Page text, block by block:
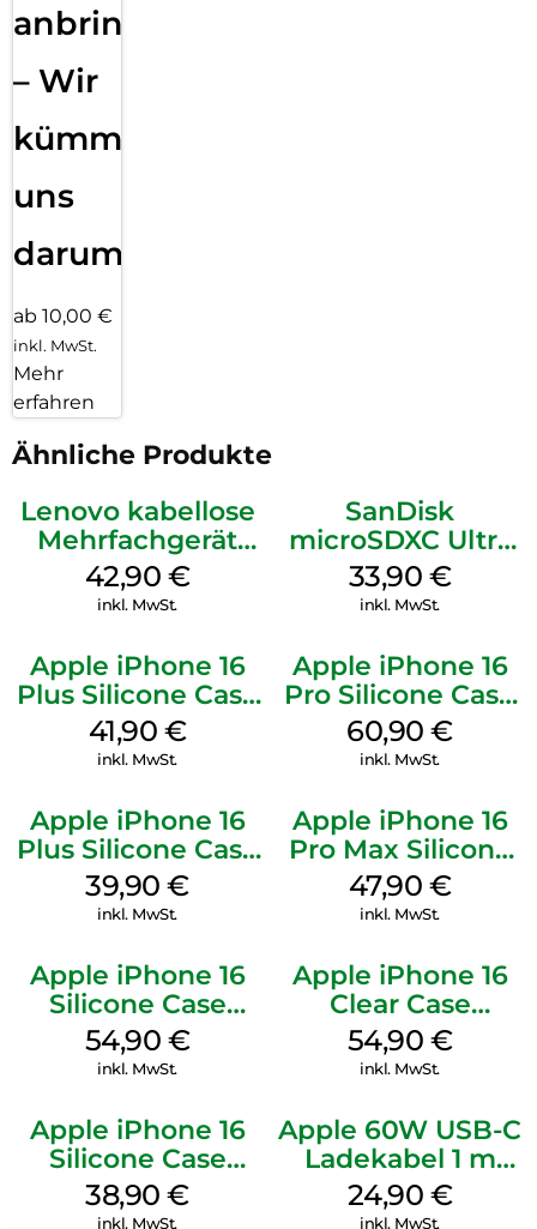
anbringen
– Wir
kümmern
uns
darum!
ab 10,00 €
inkl. MwSt.
Mehr
erfahren
Ähnliche Produkte
Lenovo kabellose
Mehrfachgerät
Luna Grey
42,90 €
inkl. MwSt.
SanDisk
microSDXC Ultra
128 GB + Adapter
Mobile
33,90 €
inkl. MwSt.
Apple iPhone 16
Plus Silicone Case
MagSafe Stone
Gray
41,90 €
inkl. MwSt.
Apple iPhone 16
Pro Silicone Case
MagSafe Stone
Gray
60,90€
inkl. MwSt.
Apple iPhone 16
Plus Silicone Case
MagSafe Plum
39,90€
inkl. MwSt.
Apple iPhone 16
Pro Max Silicone
Case MagSafe
Black
47,90 €
inkl. MwSt.
Apple iPhone 16
Silicone Case
MagSafe Black
54,90 €
inkl. MwSt.
Apple iPhone 16
Clear Case
MagSafe
Transparent
54,90 €
inkl. MwSt.
Apple iPhone 16
Silicone Case
MagSafe
Ultramarine
38,90€
inkl. MwSt.
Apple 60W USB-C
Ladekabel 1 m
Weiß
24,90 €
inkl. MwSt.